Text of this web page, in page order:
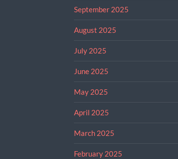
September 2025
August 2025
July 2025
June 2025
May 2025
April 2025
March 2025
February 2025